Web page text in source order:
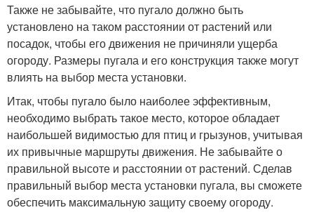
Также не забывайте, что пугало должно быть
установлено на таком расстоянии от растений или
посадок, чтобы его движения не причиняли ущерба
огороду. Размеры пугала и его конструкция также могут
влиять на выбор места установки.
Итак, чтобы пугало было наиболее эффективным,
необходимо выбрать такое место, которое обладает
наибольшей видимостью для птиц и грызунов, учитывая
их привычные маршруты движения. Не забывайте о
правильной высоте и расстоянии от растений. Сделав
правильный выбор места установки пугала, вы сможете
обеспечить максимальную защиту своему огороду.